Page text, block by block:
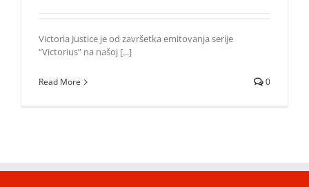
Victoria Justice je od završetka emitovanja serije
“Victorius” na našoj [...]
Read More 0